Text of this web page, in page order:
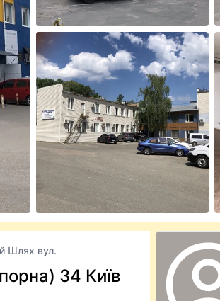
Шлях вул.
34 Київ